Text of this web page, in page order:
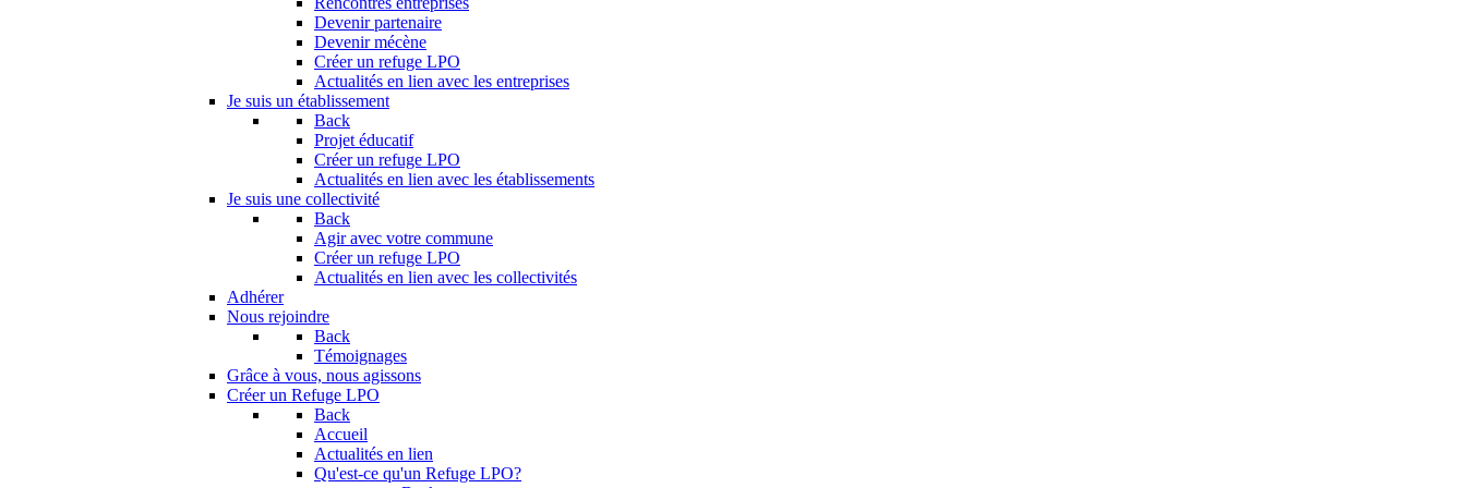
Devenir partenaire
Devenir mécène
Créer un refuge LPO
Actualités en lien avec les entreprises
Je suis un établissement
Back
Projet éducatif
Créer un refuge LPO
Actualités en lien avec les établissements
Je suis une collectivité
Back
Agir avec votre commune
Créer un refuge LPO
Actualités en lien avec les collectivités
Adhérer
Nous rejoindre
Back
Témoignages
Grâce à vous, nous agissons
Créer un Refuge LPO
Back
Accueil
Actualités en lien
Qu'est-ce qu'un Refuge LPO?